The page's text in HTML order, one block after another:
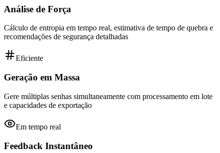
Análise de Força
Cálculo de entropia em tempo real, estimativa de tempo de quebra e
recomendações de segurança detalhadas
Eficiente
Geração em Massa
Gere múltiplas senhas simultaneamente com processamento em lote
e capacidades de exportação
Em tempo real
Feedback Instantâneo